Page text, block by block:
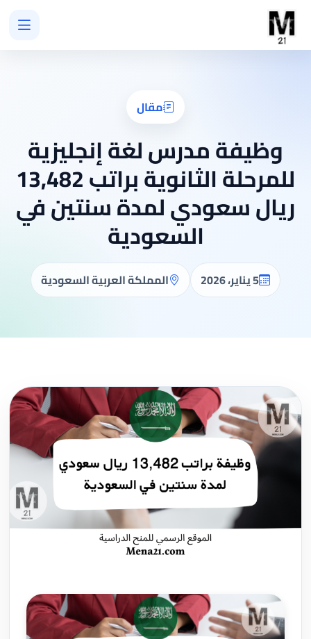
مقال
وظيفة مدرس لغة إنجليزية
للمرحلة الثانوية براتب 13,482
ريال سعودي لمدة سنتين في
السعودية
5 يناير، 2026 المملكة العربية السعودية